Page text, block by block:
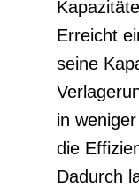
Erreicht
seine
in
die
Dadurch